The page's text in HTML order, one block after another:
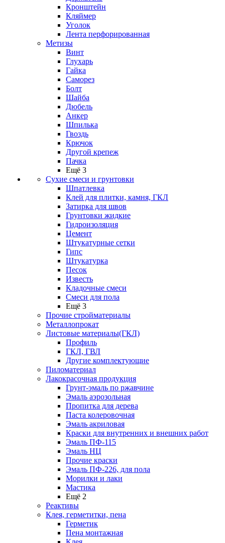
Кронштейн
Кляймер
Уголок
Лента перфорированная
Метизы
Винт
Глухарь
Гайка
Саморез
Болт
Шайба
Дюбель
Анкер
Шпилька
Гвоздь
Крючок
Другой крепеж
Пачка
Ещё 3
Сухие смеси и грунтовки
Шпатлевка
Клей для плитки, камня, ГКЛ
Затирка для швов
Грунтовки жидкие
Гидроизоляция
Цемент
Штукатурные сетки
Гипс
Штукатурка
Песок
Известь
Кладочные смеси
Смеси для пола
Ещё 3
Прочие стройматериалы
Металлопрокат
Листовые материалы(ГКЛ)
Профиль
ГКЛ, ГВЛ
Другие комплектующие
Пиломатериал
Лакокрасочная продукция
Грунт-эмаль по ржавчине
Эмаль аэрозольная
Пропитка для дерева
Паста колеровочная
Эмаль акриловая
Краски для внутренних и внешних работ
Эмаль ПФ-115
Эмаль НЦ
Прочие краски
Эмаль ПФ-226, для пола
Морилки и лаки
Мастика
Ещё 2
Реактивы
Клея, герметитки, пена
Герметик
Пена монтажная